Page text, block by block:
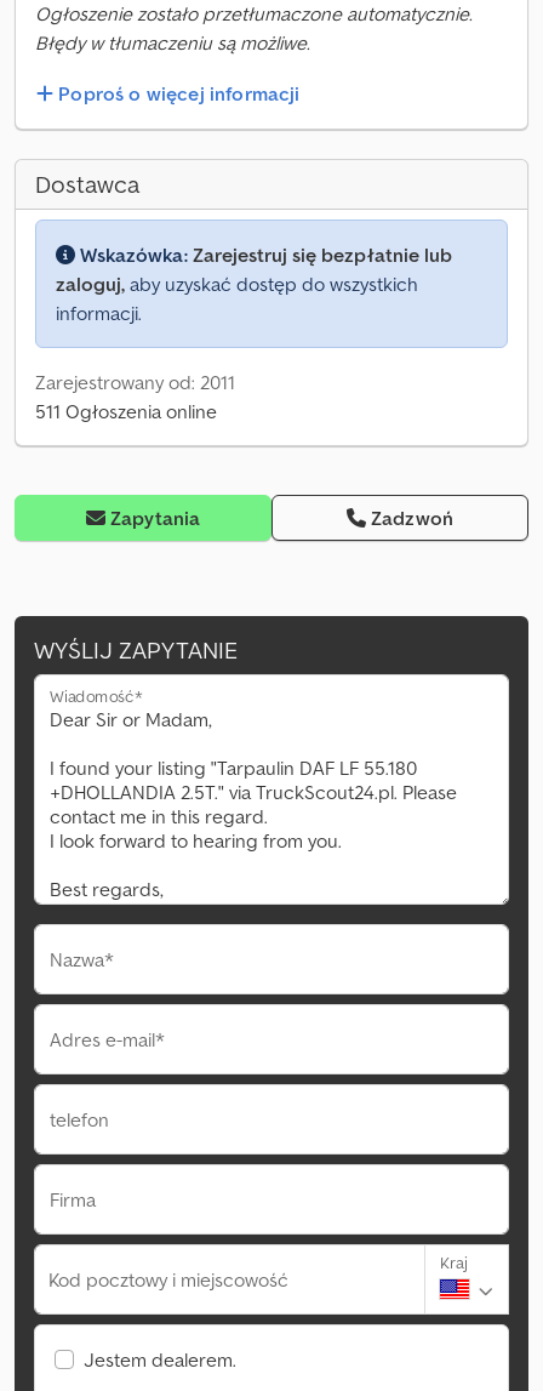
Ogłoszenie zostało przetłumaczone automatycznie.
Błędy w tłumaczeniu są możliwe.
Poproś o więcej informacji
Dostawca
Wskazówka: Zarejestruj się bezpłatnie lub
zaloguj, aby uzyskać dostęp do wszystkich
informacji.
Zarejestrowany od: 2011
511 Ogłoszenia online
Zapytania Zadzwoń
WYŚLIJ ZAPYTANIE
Wiadomość*
Nazwa*
Adres e-mail*
telefon
Firma
Kod pocztowy i miejscowość
Kraj
Jestem dealerem.